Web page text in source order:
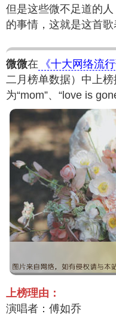
但是这些微不足道的
的事情，这就是这首歌
微微在 《十大网络流
二月榜单数据）中上榜
为“mom”、“love is
上榜理由：
演唱者：傅如乔